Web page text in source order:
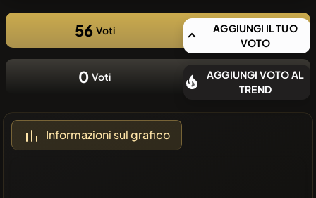
56 Voti
AGGIUNGI IL TUO
VOTO
0 Voti
AGGIUNGI VOTO AL
TREND
Informazioni sul grafico